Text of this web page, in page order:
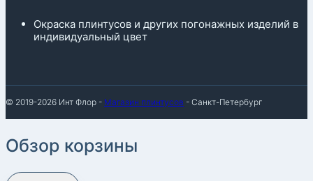
Окраска плинтусов и других погонажных изделий в
индивидуальный цвет
© 2019-2026 Инт Флор - Магазин плинтусов - Санкт-Петербург
Обзор корзины